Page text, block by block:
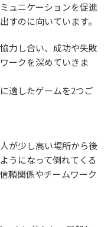
ュニケーションを促進
すのに向いています。
力し合い、成功や失敗
ークを深めていきま
適したゲームを2つご
が少し高い場所から後
うになって倒れてくる
頼関係やチームワーク